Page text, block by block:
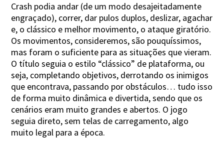
Crash podia andar (de um modo desajeitadamente
engraçado), correr, dar pulos duplos, deslizar, agachar
e, o clássico e melhor movimento, o ataque giratório.
Os movimentos, consideremos, são pouquíssimos,
mas foram o suficiente para as situações que vieram.
O título seguia o estilo “clássico” de plataforma, ou
seja, completando objetivos, derrotando os inimigos
que encontrava, passando por obstáculos… tudo isso
de forma muito dinâmica e divertida, sendo que os
cenários eram muito grandes e abertos. O jogo
seguia direto, sem telas de carregamento, algo
muito legal para a época.